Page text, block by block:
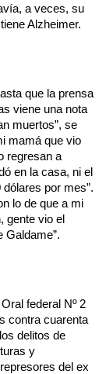
a veces, su
Alzheimer.
que la prensa
viene una nota
muertos”, se
mamá que vio
regresan a
en la casa, ni el
por mes”.
lo de que a mi
gente vio el
Galdame”.
federal Nº 2
contra cuarenta
delitos de
y
del ex